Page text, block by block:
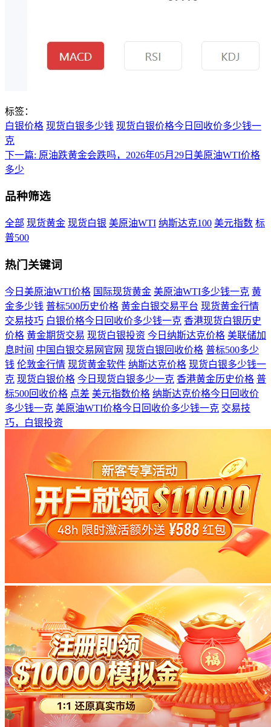
标签：
白银价格 现货白银多少钱 现货白银价格今日回收价多少钱一
克
下一篇: 原油跌黄金会跌吗，2026年05月29日美原油WTI价格
多少
品种筛选
全部 现货黄金 现货白银 美原油WTI 纳斯达克100 美元指数 标
普500
热门关键词
今日美原油WTI价格 国际现货黄金 美原油WTI多少钱一克 黄
金多少钱 普标500历史价格 黄金白银交易平台 现货黄金行情
交易技巧 白银价格今日回收价多少钱一克 香港现货白银历史
价格 黄金期货交易 现货白银投资 今日纳斯达克价格 美联储加
息时间 中国白银交易网官网 现货白银回收价格 普标500多少
钱 伦敦金行情 现货黄金软件 纳斯达克价格 现货白银多少钱一
克 现货白银价格 今日现货白银多少一克 香港黄金历史价格 普
标500回收价格 点差 美元指数价格 纳斯达克价格今日回收价
多少钱一克 美原油WTI价格今日回收价多少钱一克 交易技
巧，白银投资